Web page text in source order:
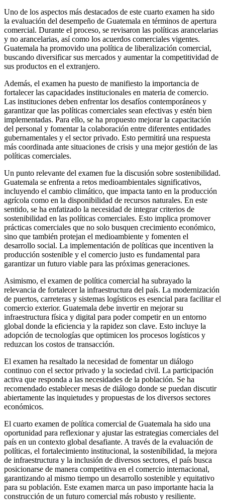
Uno de los aspectos más destacados de este cuarto examen ha sido
la evaluación del desempeño de Guatemala en términos de apertura
comercial. Durante el proceso, se revisaron las políticas arancelarias
y no arancelarias, así como los acuerdos comerciales vigentes.
Guatemala ha promovido una política de liberalización comercial,
buscando diversificar sus mercados y aumentar la competitividad de
sus productos en el extranjero.
Además, el examen ha puesto de manifiesto la importancia de
fortalecer las capacidades institucionales en materia de comercio.
Las instituciones deben enfrentar los desafíos contemporáneos y
garantizar que las políticas comerciales sean efectivas y estén bien
implementadas. Para ello, se ha propuesto mejorar la capacitación
del personal y fomentar la colaboración entre diferentes entidades
gubernamentales y el sector privado. Esto permitirá una respuesta
más coordinada ante situaciones de crisis y una mejor gestión de las
políticas comerciales.
Un punto relevante del examen fue la discusión sobre sostenibilidad.
Guatemala se enfrenta a retos medioambientales significativos,
incluyendo el cambio climático, que impacta tanto en la producción
agrícola como en la disponibilidad de recursos naturales. En este
sentido, se ha enfatizado la necesidad de integrar criterios de
sostenibilidad en las políticas comerciales. Esto implica promover
prácticas comerciales que no solo busquen crecimiento económico,
sino que también protejan el medioambiente y fomenten el
desarrollo social. La implementación de políticas que incentiven la
producción sostenible y el comercio justo es fundamental para
garantizar un futuro viable para las próximas generaciones.
Asimismo, el examen de política comercial ha subrayado la
relevancia de fortalecer la infraestructura del país. La modernización
de puertos, carreteras y sistemas logísticos es esencial para facilitar el
comercio exterior. Guatemala debe invertir en mejorar su
infraestructura física y digital para poder competir en un entorno
global donde la eficiencia y la rapidez son clave. Esto incluye la
adopción de tecnologías que optimicen los procesos logísticos y
reduzcan los costos de transacción.
El examen ha resaltado la necesidad de fomentar un diálogo
continuo con el sector privado y la sociedad civil. La participación
activa que responda a las necesidades de la población. Se ha
recomendado establecer mesas de diálogo donde se puedan discutir
abiertamente las inquietudes y propuestas de los diversos sectores
económicos.
El cuarto examen de política comercial de Guatemala ha sido una
oportunidad para reflexionar y ajustar las estrategias comerciales del
país en un contexto global desafiante. A través de la evaluación de
políticas, el fortalecimiento institucional, la sostenibilidad, la mejora
de infraestructura y la inclusión de diversos sectores, el país busca
posicionarse de manera competitiva en el comercio internacional,
garantizando al mismo tiempo un desarrollo sostenible y equitativo
para su población. Este examen marca un paso importante hacia la
construcción de un futuro comercial más robusto y resiliente.